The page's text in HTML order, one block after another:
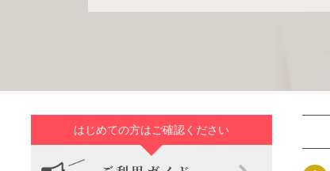
はじめての方はご確認ください